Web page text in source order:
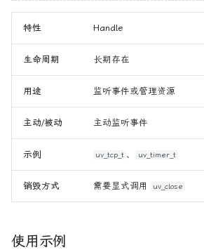
特性 Handle
生命周期 长期存在
用途 监听事件或管理资源
主动/被动 主动监听事件
示例 uv_tcp_t 、 uv_timer_t
销毁方式 需要显式调用 uv_close
使用示例